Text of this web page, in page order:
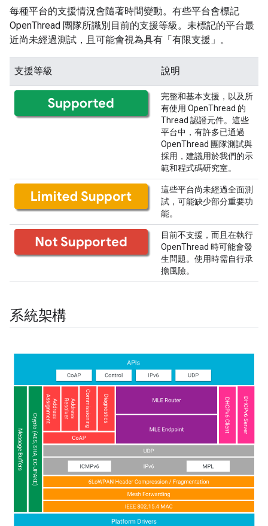
每種平台的支援情況會隨著時間變動。有些平台會標記
OpenThread 團隊所識別目前的支援等級。未標記的平台最
近尚未經過測試，且可能會視為具有「有限支援」。
支援等級 說明
完整和基本支援，以及所
有使用 OpenThread 的
Thread 認證元件。這些
平台中，有許多已通過
OpenThread 團隊測試與
採用，建議用於我們的示
範和程式碼研究室。
這些平台尚未經過全面測
試，可能缺少部分重要功
能。
目前不支援，而且在執行
OpenThread 時可能會發
生問題。使用時需自行承
擔風險。
系統架構